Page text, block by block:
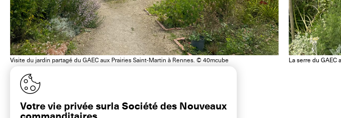
Visite du jardin partagé du GAEC aux Prairies Saint-Martin à Rennes. © 40mcube La serre du GAEC
Votre vie privée surla Société des Nouveaux